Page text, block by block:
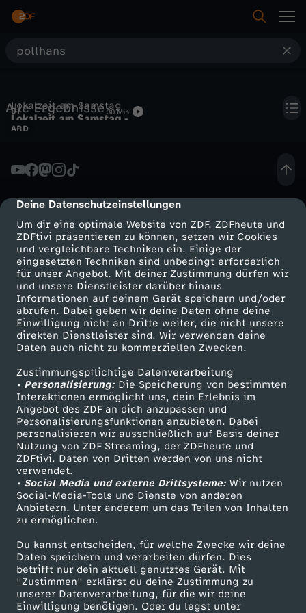
cmp-dialog-description
Deine Datenschutzeinstellungen
Um dir eine optimale Website von ZDF, ZDFheute und
ZDFtivi präsentieren zu können, setzen wir Cookies
und vergleichbare Techniken ein. Einige der
eingesetzten Techniken sind unbedingt erforderlich
für unser Angebot. Mit deiner Zustimmung dürfen wir
und unsere Dienstleister darüber hinaus
Informationen auf deinem Gerät speichern und/oder
abrufen. Dabei geben wir deine Daten ohne deine
Einwilligung nicht an Dritte weiter, die nicht unsere
direkten Dienstleister sind. Wir verwenden deine
Daten auch nicht zu kommerziellen Zwecken.
Zustimmungspflichtige Datenverarbeitung
• Personalisierung:Die Speicherung von bestimmten
Interaktionen ermöglicht uns, dein Erlebnis im
Angebot des ZDF an dich anzupassen und
Personalisierungsfunktionen anzubieten. Dabei
personalisieren wir ausschließlich auf Basis deiner
Nutzung von ZDF Streaming, der ZDFheute und
ZDFtivi. Daten von Dritten werden von uns nicht
verwendet.
• Social Media und externe Drittsysteme:Wir nutzen
Social-Media-Tools und Dienste von anderen
Anbietern. Unter anderem um das Teilen von Inhalten
zu ermöglichen.
Du kannst entscheiden, für welche Zwecke wir deine
Daten speichern und verarbeiten dürfen. Dies
betrifft nur dein aktuell genutztes Gerät. Mit
"Zustimmen" erklärst du deine Zustimmung zu
unserer Datenverarbeitung, für die wir deine
Einwilligung benötigen. Oder du legst unter
Suche
Live & TV
Mein ZDF
Wechseln zu: ZDFheute
c
e
Alle Ergebnisse
Lokalzeit am Samstag
Lokalzeit am Samstag -
18.10.2025
ARD
UT 30 Min.
Mehr ZDF
ZDF-Apps
Smart TV
ZDFtext
Livestreams
Sendungen A-Z
TV-Programm
Service
ZDFmitreden
Kontakt zum ZDF
Tickets
Zuschauerservice
Hilfe
ZDF Unternehmen
Karriere
ZDF goes Schule
Werbefernsehen
Mainzelmännchen